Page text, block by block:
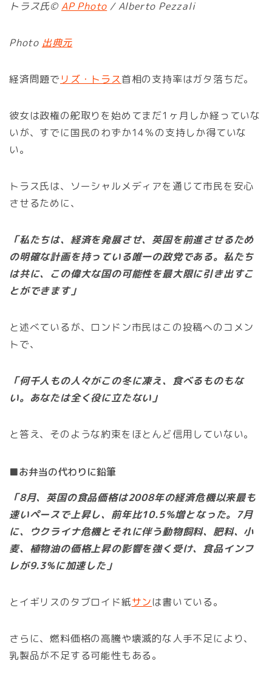
トラス氏© AP Photo / Alberto Pezzali
Photo 出典元
経済問題で リズ・トラス首相の支持率はガタ落ちだ。
彼女は政権の舵取りを始めてまだ1ヶ月しか経っていな
いが、すでに国民のわずか14％の支持しか得ていな
い。
トラス氏は、ソーシャルメディアを通じて市民を安心
させるために、
「私たちは、経済を発展させ、英国を前進させるため
の明確な計画を持っている唯一の政党である。私たち
は共に、この偉大な国の可能性を最大限に引き出すこ
とができます」
と述べているが、ロンドン市民はこの投稿へのコメン
トで、
「何千人もの人々がこの冬に凍え、食べるものもな
い。あなたは全く役に立たない」
と答え、そのような約束をほとんど信用していない。
■お弁当の代わりに鉛筆
「8月、英国の食品価格は2008年の経済危機以来最も
速いペースで上昇し、前年比10.5％増となった。7月
に、ウクライナ危機とそれに伴う動物飼料、肥料、小
麦、植物油の価格上昇の影響を強く受け、食品インフ
レが9.3%に加速した」
とイギリスのタブロイド紙サンは書いている。
さらに、燃料価格の高騰や壊滅的な人手不足により、
乳製品が不足する可能性もある。